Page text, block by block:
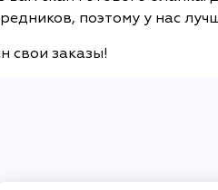
поэтому у нас
свои заказы!